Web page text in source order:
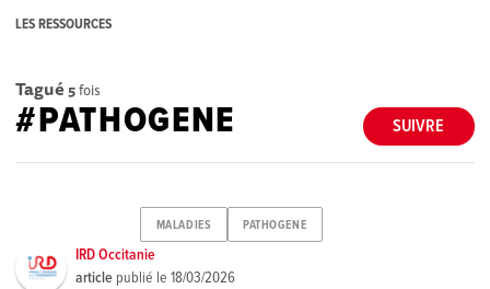
LES RESSOURCES
Tagué 5fois
SUIVRE
#PATHOGENE
MALADIES PATHOGENE
IRD Occitanie
article publié le18/03/2026